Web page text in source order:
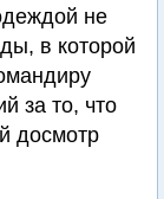
не
в которой
за то, что
досмотр